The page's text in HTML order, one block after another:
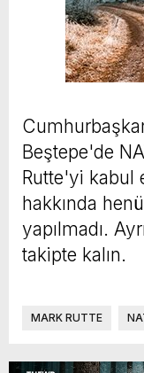
Beştepe'de
Rutte'yi kabul
hakkında
yapılmadı.
takipte kalın.
MARK RUTTE